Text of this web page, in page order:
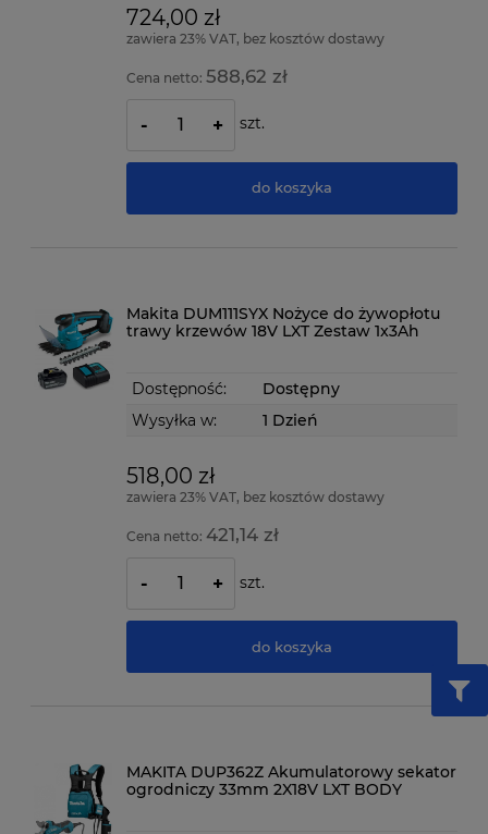
724,00 zł
zawiera 23% VAT, bez kosztów dostawy
Cena netto:588,62 zł
- + szt.
do koszyka
Makita DUM111SYX Nożyce do żywopłotu
trawy krzewów 18V LXT Zestaw 1x3Ah
Dostępność:
Dostępny
Wysyłka w:
1 Dzień
518,00 zł
zawiera 23% VAT, bez kosztów dostawy
Cena netto:421,14 zł
- + szt.
do koszyka
MAKITA DUP362Z Akumulatorowy sekator
ogrodniczy 33mm 2X18V LXT BODY